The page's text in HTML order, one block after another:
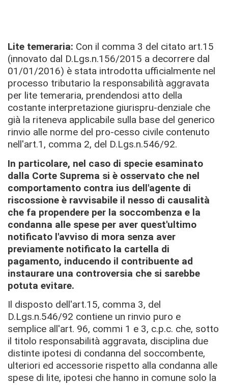
Lite temeraria: Con il comma 3 del citato art.15
(innovato dal D.Lgs.n.156/2015 a decorrere dal
01/01/2016) è stata introdotta ufficialmente nel
processo tributario la responsabilità aggravata
per lite temeraria, prendendosi atto della
costante interpretazione giurispru-denziale che
già la riteneva applicabile sulla base del generico
rinvio alle norme del pro-cesso civile contenuto
nell'art.1, comma 2, del D.Lgs.n.546/92.
In particolare, nel caso di specie esaminato
dalla Corte Suprema si è osservato che nel
comportamento contra ius dell'agente di
riscossione è ravvisabile il nesso di causalità
che fa propendere per la soccombenza e la
condanna alle spese per aver quest'ultimo
notificato l'avviso di mora senza aver
previamente notificato la cartella di
pagamento, inducendo il contribuente ad
instaurare una controversia che si sarebbe
potuta evitare.
Il disposto dell'art.15, comma 3, del
D.Lgs.n.546/92 contiene un rinvio puro e
semplice all'art. 96, commi 1 e 3, c.p.c. che, sotto
il titolo responsabilità aggravata, disciplina due
distinte ipotesi di condanna del soccombente,
ulteriori ed accessorie rispetto alla condanna alle
spese di lite, ipotesi che hanno in comune solo la